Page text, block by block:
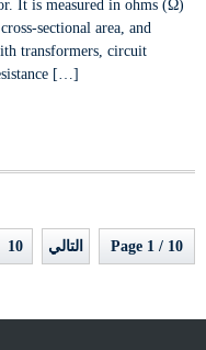
It is measured in ohms (Ω)
sectional area, and
transformers, circuit
[…]
10 التالي Page 1 / 10